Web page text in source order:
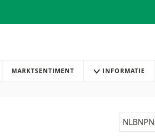
MARKTSENTIMENT INFORMATIE
Isin